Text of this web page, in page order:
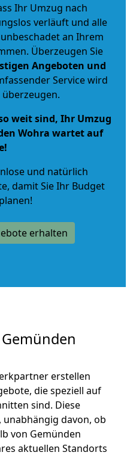
Ihr Umzug nach
verläuft und alle
an Ihrem
Überzeugen Sie
Angeboten und
Service wird
weit sind, Ihr Umzug
Wohra wartet auf
und natürlich
, damit Sie Ihr Budget
erhalten
erstellen
die speziell auf
sind. Diese
davon, ob
von Gemünden
aktuellen Standorts